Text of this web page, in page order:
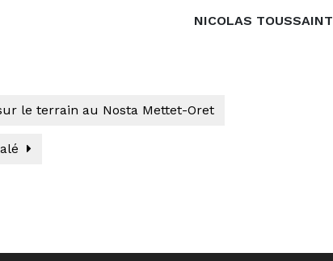
NICOLAS TOUSSAINT
le terrain au Nosta Mettet-Oret